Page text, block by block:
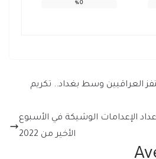
0
%
يستفز العراقيين وسط بغداد.. تكريم
الإعدامات الوشيكة في الأسبوع
الأخير من 2022